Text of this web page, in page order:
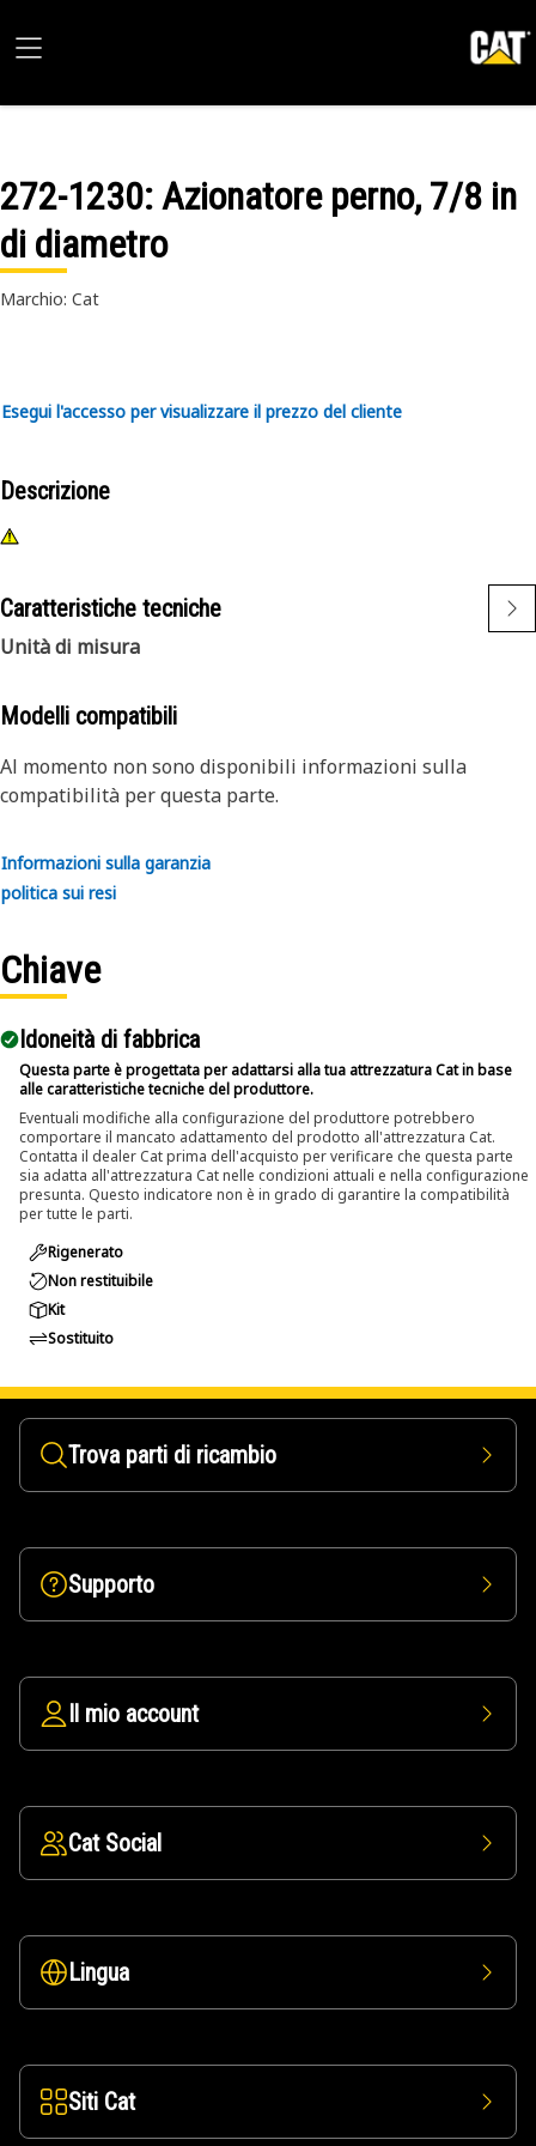
272-1230: Azionatore perno, 7/8 in
di diametro
Marchio: Cat
Esegui l'accesso per visualizzare il prezzo del cliente
Descrizione
Caratteristiche tecniche
Unità di misura
Modelli compatibili
Al momento non sono disponibili informazioni sulla
compatibilità per questa parte.
Informazioni sulla garanzia
politica sui resi
Chiave
Idoneità di fabbrica
Questa parte è progettata per adattarsi alla tua attrezzatura Cat in base
alle caratteristiche tecniche del produttore.
Eventuali modifiche alla configurazione del produttore potrebbero
comportare il mancato adattamento del prodotto all'attrezzatura Cat.
Contatta il dealer Cat prima dell'acquisto per verificare che questa parte
sia adatta all'attrezzatura Cat nelle condizioni attuali e nella configurazione
presunta. Questo indicatore non è in grado di garantire la compatibilità
per tutte le parti.
Rigenerato
Non restituibile
Kit
Sostituito
Trova parti di ricambio
Supporto
Il mio account
Cat Social
Lingua
Siti Cat